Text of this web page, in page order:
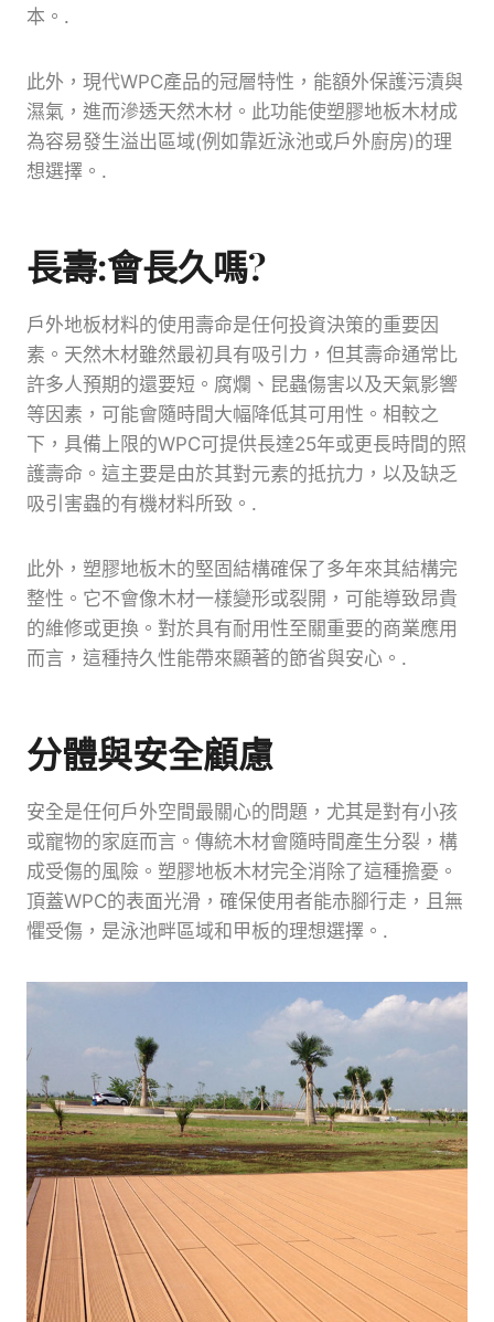
本。.
此外，現代WPC產品的冠層特性，能額外保護污漬與
濕氣，進而滲透天然木材。此功能使塑膠地板木材成
為容易發生溢出區域(例如靠近泳池或戶外廚房)的理
想選擇。.
長壽:會長久嗎?
戶外地板材料的使用壽命是任何投資決策的重要因
素。天然木材雖然最初具有吸引力，但其壽命通常比
許多人預期的還要短。腐爛、昆蟲傷害以及天氣影響
等因素，可能會隨時間大幅降低其可用性。相較之
下，具備上限的WPC可提供長達25年或更長時間的照
護壽命。這主要是由於其對元素的抵抗力，以及缺乏
吸引害蟲的有機材料所致。.
此外，塑膠地板木的堅固結構確保了多年來其結構完
整性。它不會像木材一樣變形或裂開，可能導致昂貴
的維修或更換。對於具有耐用性至關重要的商業應用
而言，這種持久性能帶來顯著的節省與安心。.
分體與安全顧慮
安全是任何戶外空間最關心的問題，尤其是對有小孩
或寵物的家庭而言。傳統木材會隨時間產生分裂，構
成受傷的風險。塑膠地板木材完全消除了這種擔憂。
頂蓋WPC的表面光滑，確保使用者能赤腳行走，且無
懼受傷，是泳池畔區域和甲板的理想選擇。.